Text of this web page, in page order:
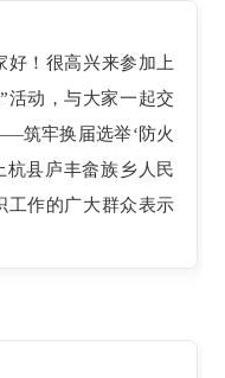
！很高兴来参加上
活动，与大家一起交
筑牢换届选举‘防火
杭县庐丰畲族乡人民
工作的广大群众表示